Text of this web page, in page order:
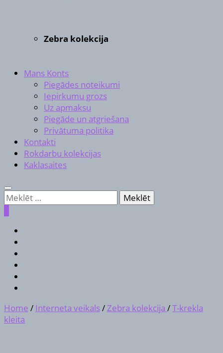
Zebra kolekcija
Mans Konts
Piegādes noteikumi
Iepirkumu grozs
Uz apmaksu
Piegāde un atgriešana
Privātuma politika
Kontakti
Rokdarbu kolekcijas
Kaklasaites
Meklēt:
Home / Interneta veikals/Zebra kolekcija /T-krekla
kleita